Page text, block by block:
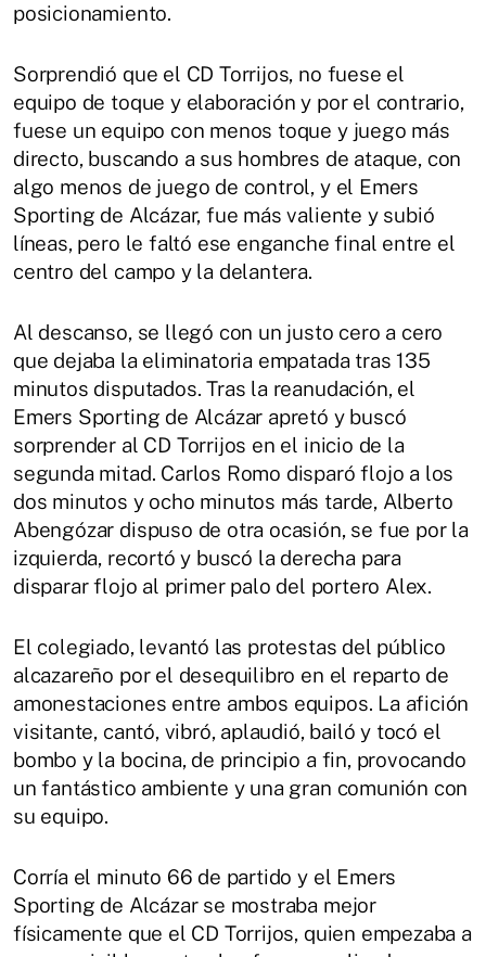
posicionamiento.
Sorprendió que el CD Torrijos, no fuese el
equipo de toque y elaboración y por el contrario,
fuese un equipo con menos toque y juego más
directo, buscando a sus hombres de ataque, con
algo menos de juego de control, y el Emers
Sporting de Alcázar, fue más valiente y subió
líneas, pero le faltó ese enganche final entre el
centro del campo y la delantera.
Al descanso, se llegó con un justo cero a cero
que dejaba la eliminatoria empatada tras 135
minutos disputados. Tras la reanudación, el
Emers Sporting de Alcázar apretó y buscó
sorprender al CD Torrijos en el inicio de la
segunda mitad. Carlos Romo disparó flojo a los
dos minutos y ocho minutos más tarde, Alberto
Abengózar dispuso de otra ocasión, se fue por la
izquierda, recortó y buscó la derecha para
disparar flojo al primer palo del portero Alex.
El colegiado, levantó las protestas del público
alcazareño por el desequilibro en el reparto de
amonestaciones entre ambos equipos. La afición
visitante, cantó, vibró, aplaudió, bailó y tocó el
bombo y la bocina, de principio a fin, provocando
un fantástico ambiente y una gran comunión con
su equipo.
Corría el minuto 66 de partido y el Emers
Sporting de Alcázar se mostraba mejor
físicamente que el CD Torrijos, quien empezaba a